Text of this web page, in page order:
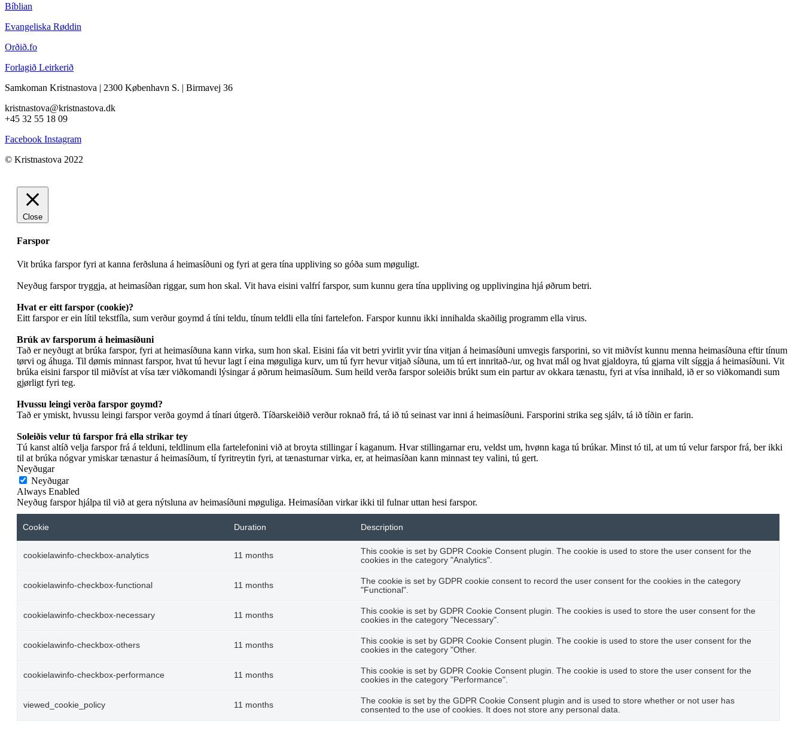
Bíblian
Evangeliska Røddin
Orðið.fo
Forlagið Leirkerið
Samkoman Kristnastova | 2300 København S. | Birmavej 36
kristnastova@kristnastova.dk
+45 32 55 18 09
Facebook Instagram
© Kristnastova 2022
Close
Farspor
Vit brúka farspor fyri at kanna ferðsluna á heimasíðuni og fyri at gera tína uppliving so góða sum møguligt.
Neyðug farspor tryggja, at heimasíðan riggar, sum hon skal. Vit hava eisini valfrí farspor, sum kunnu gera tína uppliving og upplivingina hjá øðrum betri.
Hvat er eitt farspor (cookie)?
Eitt farspor er ein lítil tekstfíla, sum verður goymd á tíni teldu, tínum teldli ella tíni fartelefon. Farspor kunnu ikki innihalda skaðilig programm ella virus.
Brúk av farsporum á heimasíðuni
Tað er neyðugt at brúka farspor, fyri at heimasíðuna kann virka, sum hon skal. Eisini fáa vit betri yvirlit yvir tína vitjan á heimasíðuni umvegis farsporini, so vit miðvíst kunnu menna heimasíðuna eftir tínum
tørvi og áhuga. Til dømis minnast farspor, hvat tú hevur lagt í eina møguliga kurv, um tú fyrr hevur vitjað síðuna, um tú ert innritað-/ur, og hvat mál og hvat gjaldoyra, tú gjarna vilt síggja á heimasíðuni. Vit
brúka eisini farspor til miðvíst at vísa tær viðkomandi lýsingar á øðrum heimasíðum. Sum heild verða farspor soleiðis brúkt sum ein partur av okkara tænastu, fyri at vísa innihald, ið er so viðkomandi sum
gjørligt fyri teg.
Hvussu leingi verða farspor goymd?
Tað er ymiskt, hvussu leingi farspor verða goymd á tínari útgerð. Tíðarskeiðið verður roknað frá, tá ið tú seinast var inni á heimasíðuni. Farsporini strika seg sjálv, tá ið tíðin er farin.
Soleiðis velur tú farspor frá ella strikar tey
Tú kanst altíð velja farspor frá á telduni, teldlinum ella fartelefonini við at broyta stillingar í kaganum. Hvar stillingarnar eru, veldst um, hvønn kaga tú brúkar. Minst tó til, at um tú velur farspor frá, ber ikki
til at brúka nógvar ymiskar tænastur á heimasíðum, tí fyritreytin fyri, at tænasturnar virka, er, at heimasíðan kann minnast tey valini, tú gert.
Neyðugar
Neyðugar
Always Enabled
Neyðug farspor hjálpa til við at gera nýtsluna av heimasíðuni møguliga. Heimasíðan virkar ikki til fulnar uttan hesi farspor.
Cookie Duration Description
cookielawinfo-checkbox-analytics 11 months
This cookie is set by GDPR Cookie Consent plugin. The cookie is used to store the user consent for the
cookies in the category "Analytics".
cookielawinfo-checkbox-functional 11 months
The cookie is set by GDPR cookie consent to record the user consent for the cookies in the category
"Functional".
cookielawinfo-checkbox-necessary 11 months
This cookie is set by GDPR Cookie Consent plugin. The cookies is used to store the user consent for the
cookies in the category "Necessary".
cookielawinfo-checkbox-others 11 months
This cookie is set by GDPR Cookie Consent plugin. The cookie is used to store the user consent for the
cookies in the category "Other.
cookielawinfo-checkbox-performance 11 months
This cookie is set by GDPR Cookie Consent plugin. The cookie is used to store the user consent for the
cookies in the category "Performance".
viewed_cookie_policy 11 months
The cookie is set by the GDPR Cookie Consent plugin and is used to store whether or not user has
consented to the use of cookies. It does not store any personal data.